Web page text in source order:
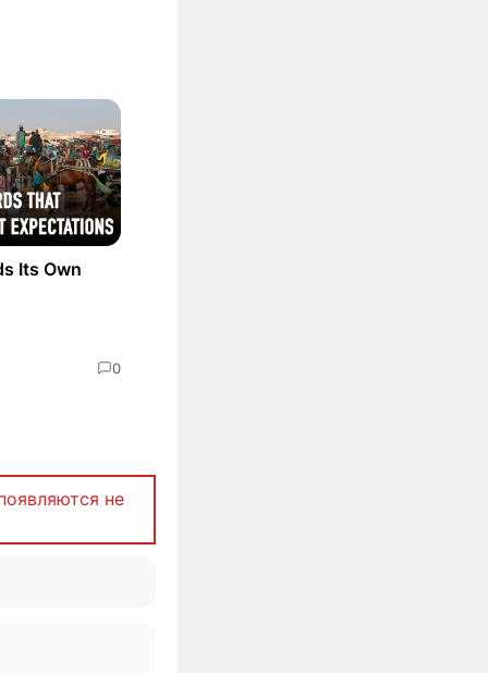
Its Own
0
не